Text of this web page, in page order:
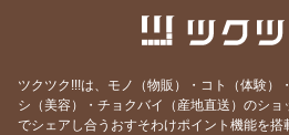
リライからのお知らせ
2025/08/02リライからのお知らせ
ツクツク!!!は、モノ（物販）・コト（体験）
シ（美容）・チョクバイ（産地直送）のショ
でシェアし合うおすそわけポイント機能を搭